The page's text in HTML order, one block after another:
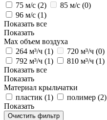
75 м/с (2) 85 м/с (0)
96 м/с (1)
Показать все
Показать
Max объем воздуха
264 м³/ч (1) 720 м³/ч (0)
792 м³/ч (1) 810 м³/ч (1)
Показать все
Показать
Материал крыльчатки
пластик (1) полимер (2)
Показать
Очистить фильтр